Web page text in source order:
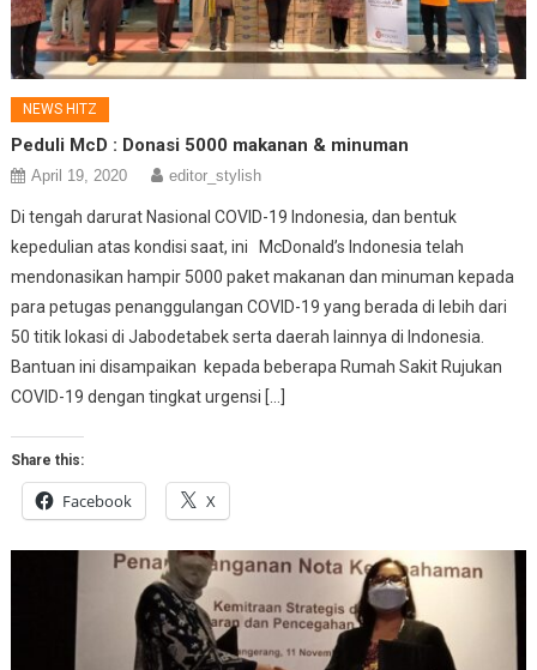
NEWS HITZ
Peduli McD : Donasi 5000 makanan & minuman
April 19, 2020 editor_stylish
Di tengah darurat Nasional COVID-19 Indonesia, dan bentuk
kepedulian atas kondisi saat, ini McDonald’s Indonesia telah
mendonasikan hampir 5000 paket makanan dan minuman kepada
para petugas penanggulangan COVID-19 yang berada di lebih dari
50 titik lokasi di Jabodetabek serta daerah lainnya di Indonesia.
Bantuan ini disampaikan kepada beberapa Rumah Sakit Rujukan
COVID-19 dengan tingkat urgensi […]
Share this:
Facebook X